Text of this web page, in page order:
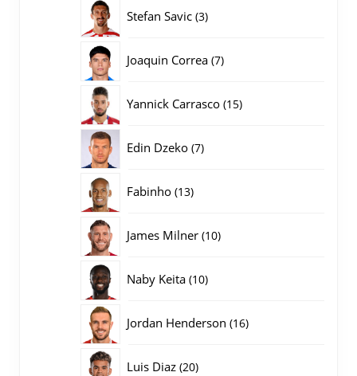
Stefan Savic 33
Joaquin Correa 77
Yannick Carrasco 1515
Edin Dzeko 77
Fabinho 1313
James Milner 1010
Naby Keita 1010
Jordan Henderson 1616
Luis Diaz 2020